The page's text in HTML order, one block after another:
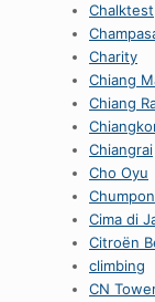
Chalktest
Charity
Chiang
Chiang
Chiangrai
Cho Oyu
Cima di
Citroën
climbing
CN